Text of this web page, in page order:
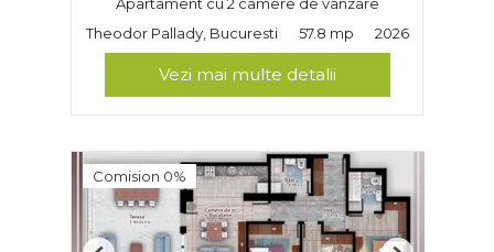
Theodor Pallady, Bucuresti
57.8 mp 2026
Vezi mai multe detalii
Comision 0%